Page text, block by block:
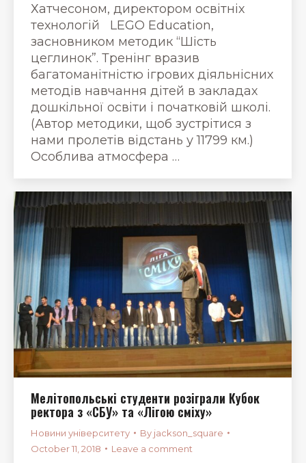
Хатчесоном, директором освітніх
технологій LEGO Education,
засновником методик “Шість
цеглинок”. Тренінг вразив
багатоманітністю ігрових діяльнісних
методів навчання дітей в закладах
дошкільної освіти і початковій школі.
(Автор методики, щоб зустрітися з
нами пролетів відстань у 11799 км.)
Особлива атмосфера …
Мелітопольські студенти розіграли Кубок
ректора з «СБУ» та «Лігою сміху»
Новини університету By jackson_square
October 11, 2018
Leave a comment